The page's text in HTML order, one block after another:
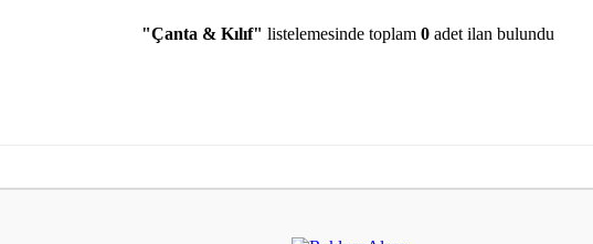
"Çanta & Kılıf" listelemesinde toplam 0 adet ilan bulundu